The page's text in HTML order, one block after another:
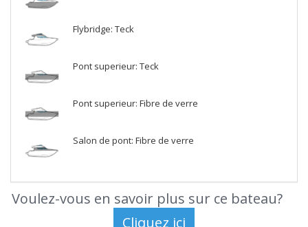
Flybridge: Teck
Pont superieur: Teck
Pont superieur: Fibre de verre
Salon de pont: Fibre de verre
Voulez-vous en savoir plus sur ce bateau?